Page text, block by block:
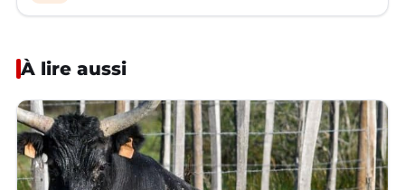
À lire aussi